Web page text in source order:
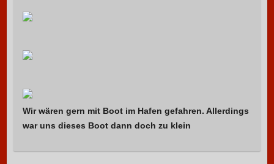
Wir wären gern mit Boot im Hafen gefahren. Allerdings
war uns dieses Boot dann doch zu klein